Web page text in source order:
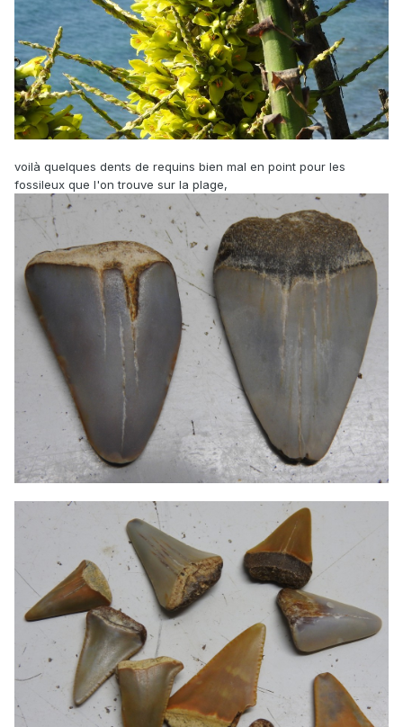
voilà quelques dents de requins bien mal en point pour les
fossileux que l'on trouve sur la plage,